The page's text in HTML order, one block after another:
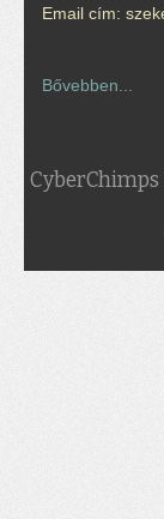
Email cím:
Bővebben...